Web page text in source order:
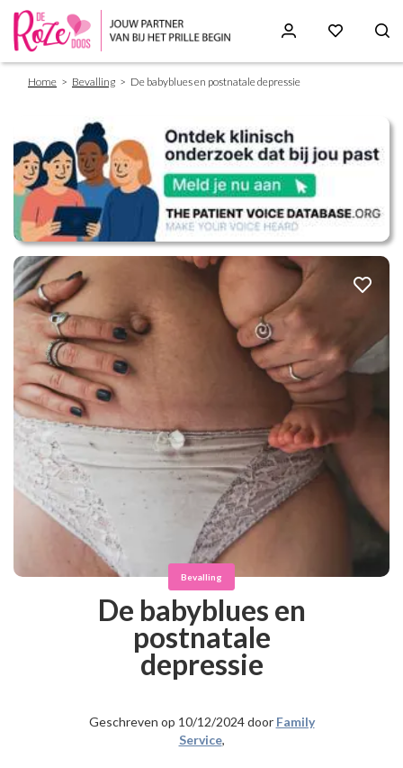
Breadcrumb
Home Bevalling De babyblues en postnatale depressie
Bevalling
De babyblues en
postnatale
depressie
Geschreven op 10/12/2024 door Family
Service,